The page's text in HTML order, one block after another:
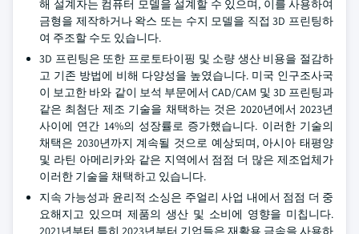
해 설계자는 컴퓨터 모델을 설계할 수 있으며, 이를 사용하여
금형을 제작하거나 왁스 또는 수지 모델을 직접 3D 프린팅하
여 주조할 수도 있습니다.
3D 프린팅은 또한 프로토타이핑 및 소량 생산 비용을 절감하
고 기존 방법에 비해 다양성을 높였습니다. 미국 인구조사국
이 보고한 바와 같이 보석 부문에서 CAD/CAM 및 3D 프린팅과
같은 최첨단 제조 기술을 채택하는 것은 2020년에서 2023년
사이에 연간 14%의 성장률로 증가했습니다. 이러한 기술의
채택은 2030년까지 계속될 것으로 예상되며, 아시아 태평양
및 라틴 아메리카와 같은 지역에서 점점 더 많은 제조업체가
이러한 기술을 채택하고 있습니다.
지속 가능성과 윤리적 소싱은 주얼리 사업 내에서 점점 더 중
요해지고 있으며 제품의 생산 및 소비에 영향을 미칩니다.
2021년부터 특히 2023년부터 기업들은 재활용 금속을 사용하